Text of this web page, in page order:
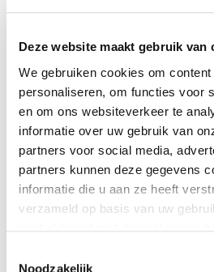
Deze website maakt gebruik van
We gebruiken cookies om
personaliseren, om functies voor
en om ons websiteverkeer te
informatie over uw gebruik van
partners voor social media,
partners kunnen deze gegevens
informatie die u aan ze heeft
verzameld op basis van uw
Noodzakelijk
Arie Keppler Prijs 2026:
publieksstemming geopend
De Arie Keppler Prijs van MOOI
bijzondere projecten en
landschap én natuur. Uit maar liefst
vakjury 11 projecten genomineerd